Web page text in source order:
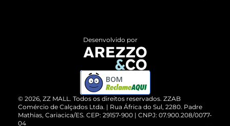
ZZ MALL é confiável
Cartão Presente
Vendas Corporativas
Devolução do Produto
Compre pelo WhatsApp
© 2026, ZZ MALL. Todos os direitos reservados. ZZAB
Comércio de Calçados Ltda. | Rua África do Sul, 2280. Padre
Mathias, Cariacica/ES. CEP: 29157-900 | CNPJ: 07.900.208/0077-
04
Desenvolvido por
BOM